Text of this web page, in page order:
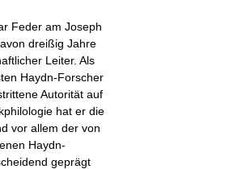
Feder am Joseph
dreißig Jahre
Leiter. Als
Haydn-Forscher
Autorität auf
hat er die
vor allem der von
Haydn-
geprägt